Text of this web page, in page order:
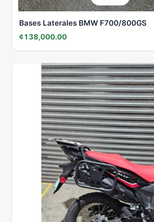
Bases Laterales BMW F700/800GS
¢138,000.00